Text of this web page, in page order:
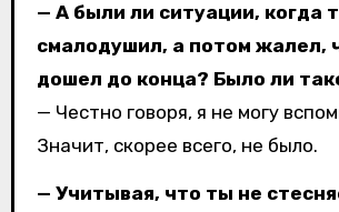
— А были ли ситуации, когда
смалодушил, а потом жалел,
дошел до конца? Было ли
— Честно говоря, я не могу
Значит, скорее всего, не было.
— Учитывая, что ты не